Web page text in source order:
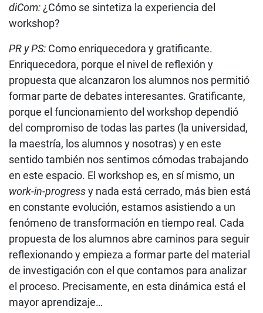
diCom:¿Cómo se sintetiza la experiencia del
workshop?
PR y PS: Como enriquecedora y gratificante.
Enriquecedora, porque el nivel de reflexión y
propuesta que alcanzaron los alumnos nos permitió
formar parte de debates interesantes. Gratificante,
porque el funcionamiento del workshop dependió
del compromiso de todas las partes (la universidad,
la maestría, los alumnos y nosotras) y en este
sentido también nos sentimos cómodas trabajando
en este espacio. El workshop es, en sí mismo, un
work-in-progressy nada está cerrado, más bien está
en constante evolución, estamos asistiendo a un
fenómeno de transformación en tiempo real. Cada
propuesta de los alumnos abre caminos para seguir
reflexionando y empieza a formar parte del material
de investigación con el que contamos para analizar
el proceso. Precisamente, en esta dinámica está el
mayor aprendizaje…